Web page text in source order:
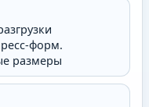
форм.
размеры